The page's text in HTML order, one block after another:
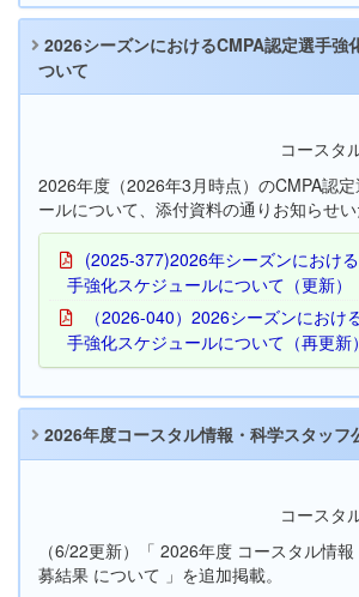
2026シーズンにおけるCMPA認定選手強
ついて
コースタ
2026年度（2026年3月時点）のCMPA認
ールについて、添付資料の通りお知らせい
(2025-377)2026年シーズンにおけ
手強化スケジュールについて（更新）
（2026-040）2026シーズンにおけ
手強化スケジュールについて（再更新）
2026年度コースタル情報・科学スタッフ
コースタ
（6/22更新）「 2026年度 コースタル情
募結果 について 」を追加掲載。